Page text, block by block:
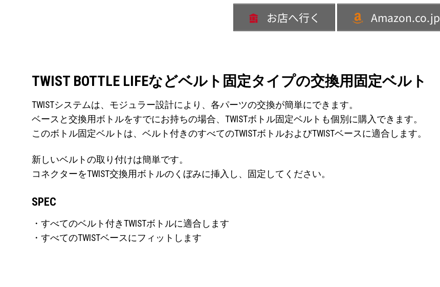
お店へ行く Amazon.co.jp
TWIST BOTTLE LIFEなどベルト固定タイプの交換用固定ベルト
TWISTシステムは、モジュラー設計により、各パーツの交換が簡単にできます。
ベースと交換用ボトルをすでにお持ちの場合、TWISTボトル固定ベルトも個別に購入できます。
このボトル固定ベルトは、ベルト付きのすべてのTWISTボトルおよびTWISTベースに適合します。
新しいベルトの取り付けは簡単です。
コネクターをTWIST交換用ボトルのくぼみに挿入し、固定してください。
SPEC
・すべてのベルト付きTWISTボトルに適合します
・すべてのTWISTベースにフィットします